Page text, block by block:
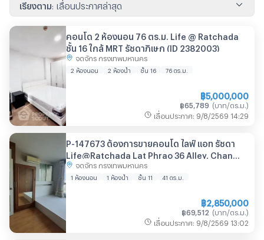
เรียงตาม เลื่อนประกาศล่าสุด
คอนโด 2 ห้องนอน 76 ตร.ม. Life @ Ratchada
ชั้น 16 ใกล้ MRT รัชดาภิเษก (ID 2382003)
จตุจักร กรุงเทพมหานคร
2 ห้องนอน 2 ห้องน้ำ ชั้น 16 76 ตร.ม.
฿5,000,000
฿65,789 (บาท/ตร.ม. )
เลื่อนประกาศ : 9/8/2569 14:29
P-147673 ต้องการขายคอนโด ไลฟ์ แอท รัชดา
Life@Ratchada Lat Phrao 36 Alley, Chan
Kasem, Chatuchak, Bangkok
จตุจักร กรุงเทพมหานคร
1 ห้องนอน 1 ห้องน้ำ ชั้น 11 41 ตร.ม.
฿2,850,000
฿69,512 (บาท/ตร.ม. )
เลื่อนประกาศ : 9/8/2569 13:02